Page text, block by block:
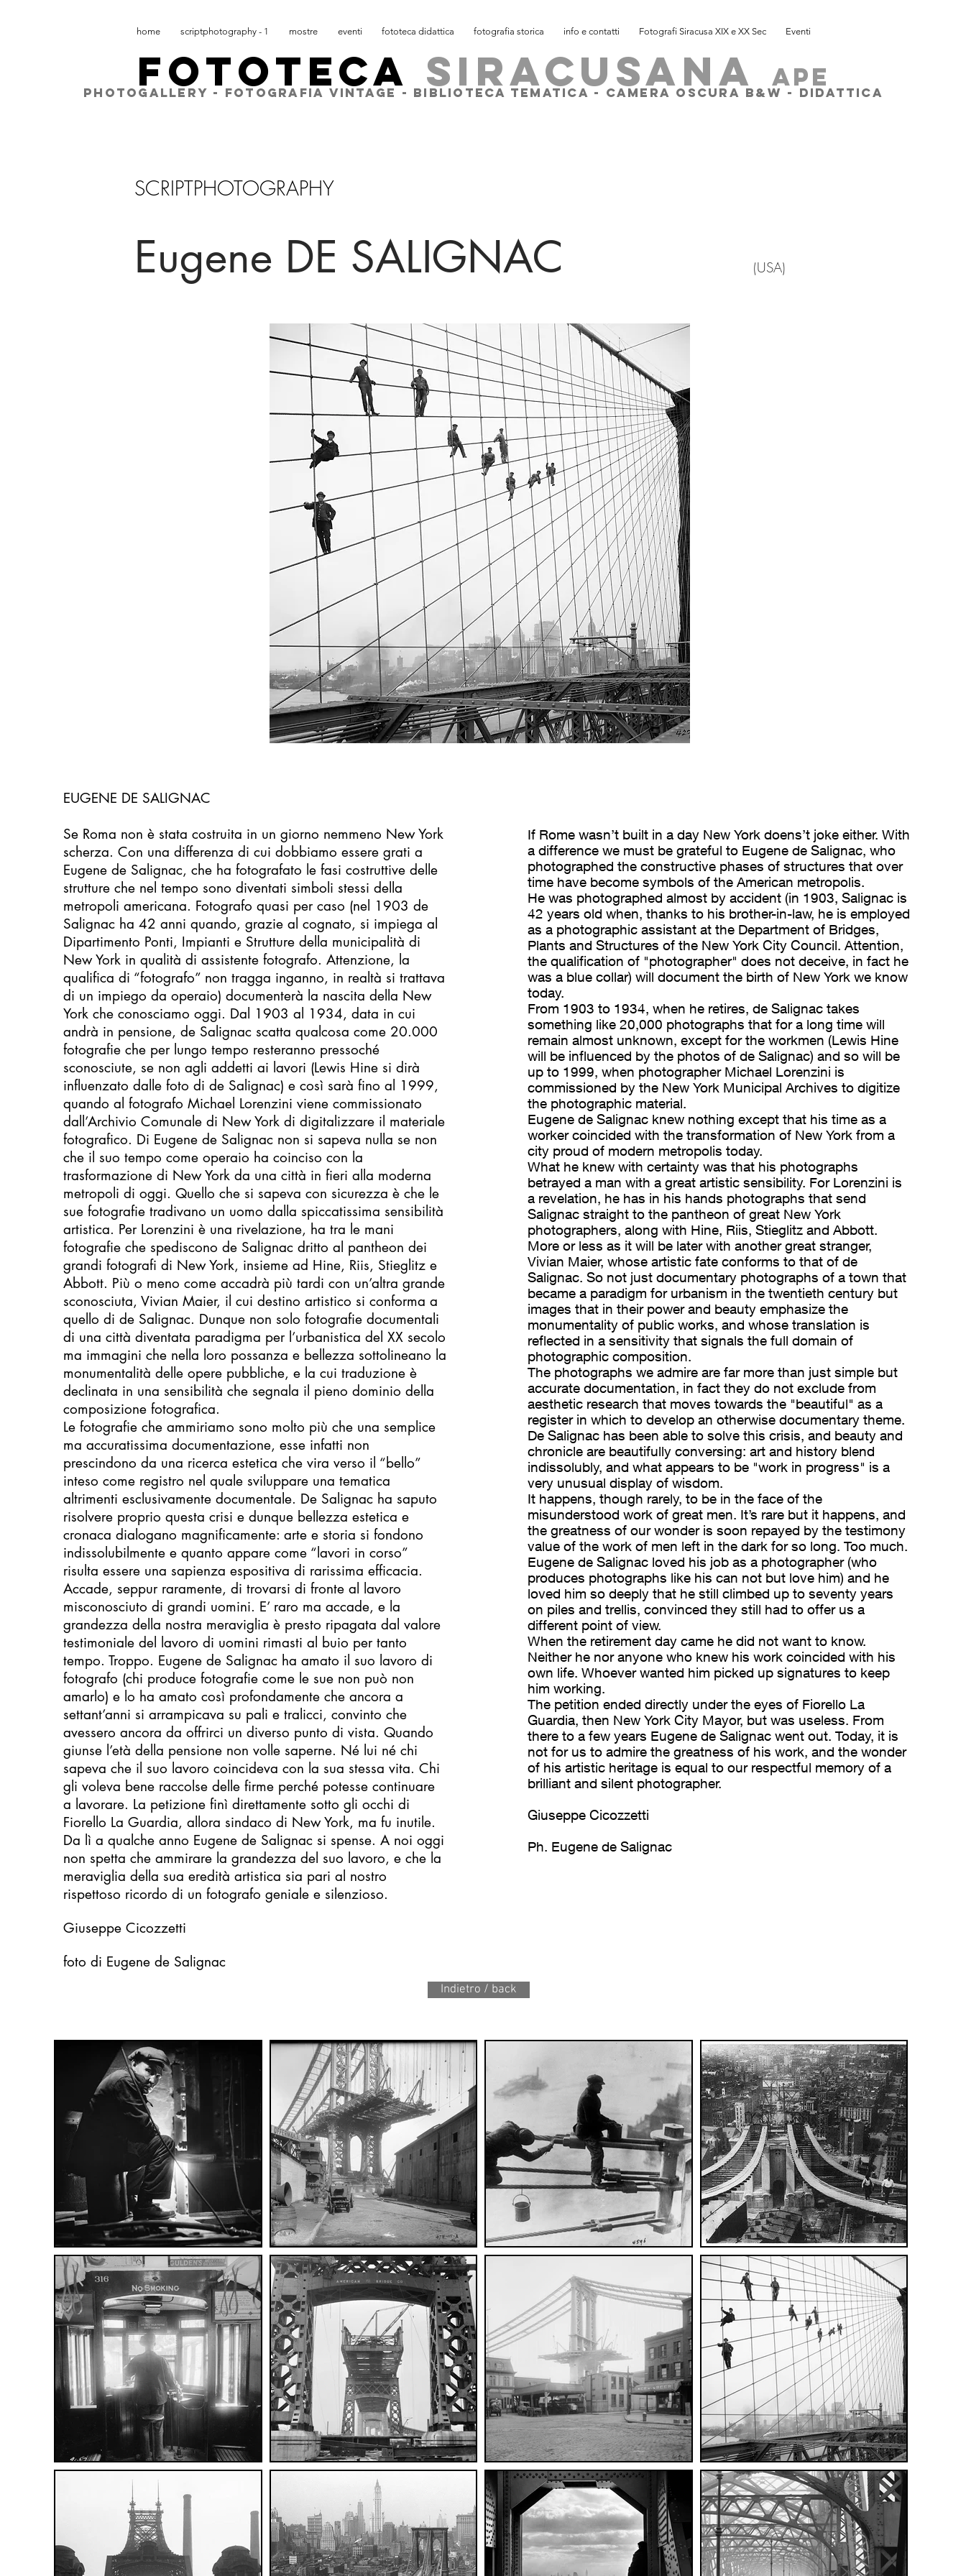
home scriptphotography - 1 mostre eventi fototeca didattica fotografia storica info e contatti Fotografi Siracusa XIX e XX Sec Eventi
FOTOTECA SIRACUSANAape
PHOTOGALLERY - FOTOGRAFIA VINTAGE - BIBLIOTECA TEMATICA - CAMERA OSCURA B&W - DIDATTICA
SCRIPTPHOTOGRAPHY
Eugene DE SALIGNAC (USA)
EUGENE DE SALIGNAC
Se Roma non è stata costruita in un giorno nemmeno New York
scherza. Con una differenza di cui dobbiamo essere grati a
Eugene de Salignac, che ha fotografato le fasi costruttive delle
strutture che nel tempo sono diventati simboli stessi della
metropoli americana. Fotografo quasi per caso (nel 1903 de
Salignac ha 42 anni quando, grazie al cognato, si impiega al
Dipartimento Ponti, Impianti e Strutture della municipalità di
New York in qualità di assistente fotografo. Attenzione, la
qualifica di “fotografo” non tragga inganno, in realtà si trattava
di un impiego da operaio) documenterà la nascita della New
York che conosciamo oggi. Dal 1903 al 1934, data in cui
andrà in pensione, de Salignac scatta qualcosa come 20.000
fotografie che per lungo tempo resteranno pressoché
sconosciute, se non agli addetti ai lavori (Lewis Hine si dirà
influenzato dalle foto di de Salignac) e così sarà fino al 1999,
quando al fotografo Michael Lorenzini viene commissionato
dall’Archivio Comunale di New York di digitalizzare il materiale
fotografico. Di Eugene de Salignac non si sapeva nulla se non
che il suo tempo come operaio ha coinciso con la
trasformazione di New York da una città in fieri alla moderna
metropoli di oggi. Quello che si sapeva con sicurezza è che le
sue fotografie tradivano un uomo dalla spiccatissima sensibilità
artistica. Per Lorenzini è una rivelazione, ha tra le mani
fotografie che spediscono de Salignac dritto al pantheon dei
grandi fotografi di New York, insieme ad Hine, Riis, Stieglitz e
Abbott. Più o meno come accadrà più tardi con un’altra grande
sconosciuta, Vivian Maier, il cui destino artistico si conforma a
quello di de Salignac. Dunque non solo fotografie documentali
di una città diventata paradigma per l’urbanistica del XX secolo
ma immagini che nella loro possanza e bellezza sottolineano la
monumentalità delle opere pubbliche, e la cui traduzione è
declinata in una sensibilità che segnala il pieno dominio della
composizione fotografica.
Le fotografie che ammiriamo sono molto più che una semplice
ma accuratissima documentazione, esse infatti non
prescindono da una ricerca estetica che vira verso il “bello”
inteso come registro nel quale sviluppare una tematica
altrimenti esclusivamente documentale. De Salignac ha saputo
risolvere proprio questa crisi e dunque bellezza estetica e
cronaca dialogano magnificamente: arte e storia si fondono
indissolubilmente e quanto appare come “lavori in corso”
risulta essere una sapienza espositiva di rarissima efficacia.
Accade, seppur raramente, di trovarsi di fronte al lavoro
misconosciuto di grandi uomini. E’ raro ma accade, e la
grandezza della nostra meraviglia è presto ripagata dal valore
testimoniale del lavoro di uomini rimasti al buio per tanto
tempo. Troppo. Eugene de Salignac ha amato il suo lavoro di
fotografo (chi produce fotografie come le sue non può non
amarlo) e lo ha amato così profondamente che ancora a
settant’anni si arrampicava su pali e tralicci, convinto che
avessero ancora da offrirci un diverso punto di vista. Quando
giunse l’età della pensione non volle saperne. Né lui né chi
sapeva che il suo lavoro coincideva con la sua stessa vita. Chi
gli voleva bene raccolse delle firme perché potesse continuare
a lavorare. La petizione finì direttamente sotto gli occhi di
Fiorello La Guardia, allora sindaco di New York, ma fu inutile.
Da lì a qualche anno Eugene de Salignac si spense. A noi oggi
non spetta che ammirare la grandezza del suo lavoro, e che la
meraviglia della sua eredità artistica sia pari al nostro
rispettoso ricordo di un fotografo geniale e silenzioso.
Giuseppe Cicozzetti
foto di Eugene de Salignac
If Rome wasn’t built in a day New York doens’t joke either. With
a difference we must be grateful to Eugene de Salignac, who
photographed the constructive phases of structures that over
time have become symbols of the American metropolis.
He was photographed almost by accident (in 1903, Salignac is
42 years old when, thanks to his brother-in-law, he is employed
as a photographic assistant at the Department of Bridges,
Plants and Structures of the New York City Council. Attention,
the qualification of "photographer" does not deceive, in fact he
was a blue collar) will document the birth of New York we know
today.
From 1903 to 1934, when he retires, de Salignac takes
something like 20,000 photographs that for a long time will
remain almost unknown, except for the workmen (Lewis Hine
will be influenced by the photos of de Salignac) and so will be
up to 1999, when photographer Michael Lorenzini is
commissioned by the New York Municipal Archives to digitize
the photographic material.
Eugene de Salignac knew nothing except that his time as a
worker coincided with the transformation of New York from a
city proud of modern metropolis today.
What he knew with certainty was that his photographs
betrayed a man with a great artistic sensibility. For Lorenzini is
a revelation, he has in his hands photographs that send
Salignac straight to the pantheon of great New York
photographers, along with Hine, Riis, Stieglitz and Abbott.
More or less as it will be later with another great stranger,
Vivian Maier, whose artistic fate conforms to that of de
Salignac. So not just documentary photographs of a town that
became a paradigm for urbanism in the twentieth century but
images that in their power and beauty emphasize the
monumentality of public works, and whose translation is
reflected in a sensitivity that signals the full domain of
photographic composition.
The photographs we admire are far more than just simple but
accurate documentation, in fact they do not exclude from
aesthetic research that moves towards the "beautiful" as a
register in which to develop an otherwise documentary theme.
De Salignac has been able to solve this crisis, and beauty and
chronicle are beautifully conversing: art and history blend
indissolubly, and what appears to be "work in progress" is a
very unusual display of wisdom.
It happens, though rarely, to be in the face of the
misunderstood work of great men. It’s rare but it happens, and
the greatness of our wonder is soon repayed by the testimony
value of the work of men left in the dark for so long. Too much.
Eugene de Salignac loved his job as a photographer (who
produces photographs like his can not but love him) and he
loved him so deeply that he still climbed up to seventy years
on piles and trellis, convinced they still had to offer us a
different point of view.
When the retirement day came he did not want to know.
Neither he nor anyone who knew his work coincided with his
own life. Whoever wanted him picked up signatures to keep
him working.
The petition ended directly under the eyes of Fiorello La
Guardia, then New York City Mayor, but was useless. From
there to a few years Eugene de Salignac went out. Today, it is
not for us to admire the greatness of his work, and the wonder
of his artistic heritage is equal to our respectful memory of a
brilliant and silent photographer.
Giuseppe Cicozzetti
Ph. Eugene de Salignac
Indietro / back